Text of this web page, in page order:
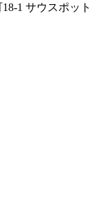
1 サウスポット